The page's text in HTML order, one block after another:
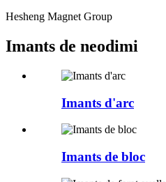
Hesheng Magnet Group
Imants de neodimi
Imants d'arc
Imants de bloc